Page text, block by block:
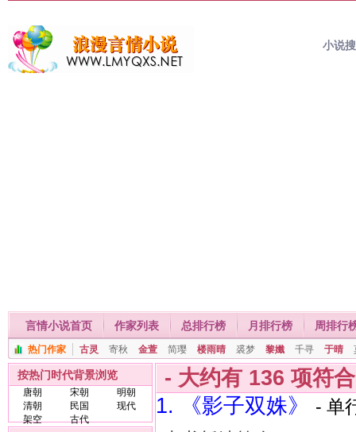
小说
言情小说首页 作家列表 总排行榜 月排行榜 周排行
热门作家 古灵 寄秋 金萱 简璎 楼雨晴 裘梦 黎孅 千寻 于晴
按热门时代背景浏览
唐朝 宋朝
明朝
清朝
民国
现代
架空
古代
- 大约有 136 项符
1. 《影子双姝》
- 单